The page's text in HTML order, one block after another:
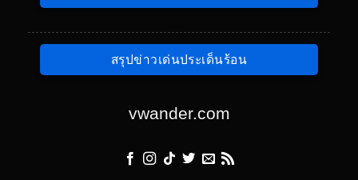
สรุปข่าวเด่นประเด็นร้อน
vwander.com